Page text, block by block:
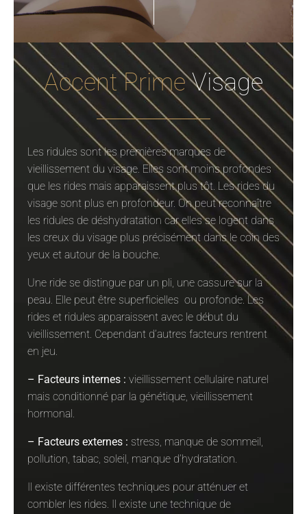
Accent PrimeVisage
Les ridules sont les premières marques de
vieillissement du visage. Elles sont moins profondes
que les rides mais apparaissent plus tôt. Les rides du
visage sont plus en profondeur. On peut reconnaître
les ridules de déshydratation car elles se logent dans
les creux du visage plus précisément dans le coin des
yeux et autour de la bouche.
Une ride se distingue par un pli, une cassure sur la
peau. Elle peut être superficielles ou profonde. Les
rides et ridules apparaissent avec le début du
vieillissement. Cependant d’autres facteurs rentrent
en jeu.
– Facteurs internes : vieillissement cellulaire naturel
mais conditionné par la génétique, vieillissement
hormonal.
– Facteurs externes : stress, manque de sommeil,
pollution, tabac, soleil, manque d’hydratation.
Il existe différentes techniques pour atténuer et
combler les rides. Il existe une technique de